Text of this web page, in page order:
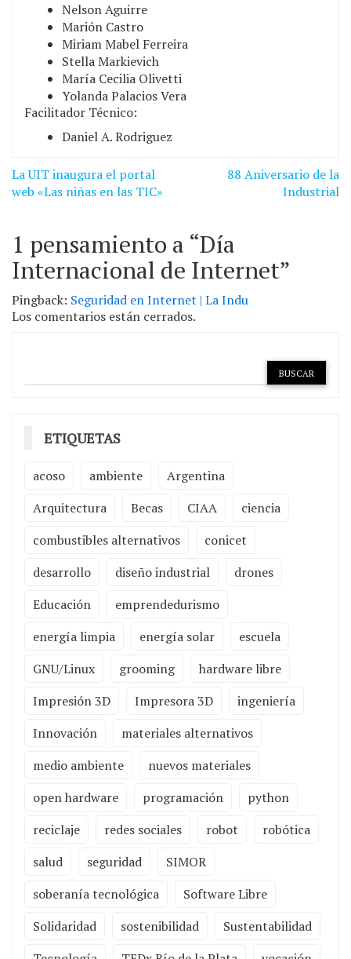
Nelson Aguirre
Marión Castro
Miriam Mabel Ferreira
Stella Markievich
María Cecilia Olivetti
Yolanda Palacios Vera
Facilitador Técnico:
Daniel A. Rodriguez
Navegación
de
La UIT inaugura el portal
web «Las niñas en las TIC»
88 Aniversario de la
Industrial
1 pensamiento a “Día
Internacional de Internet”
Pingback: Seguridad en Internet | La Indu
Los comentarios están cerrados.
ETIQUETAS
acoso ambiente
Argentina
Arquitectura
Becas CIAA
ciencia
combustibles alternativos
conicet
desarrollo
diseño industrial
drones
Educación
emprendedurismo
energía limpia
energía solar
escuela
GNU/Linux
grooming
hardware libre
Impresión 3D
Impresora 3D
ingeniería
Innovación
materiales alternativos
medio ambiente
nuevos materiales
open hardware
programación
python
reciclaje
redes sociales robot
robótica
salud
seguridad
SIMOR
soberanía tecnológica
Software Libre
Solidaridad
sostenibilidad
Sustentabilidad